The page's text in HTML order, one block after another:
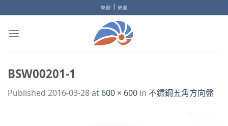
to
content
繁體 | 簡體
BSW00201-1
Published 2016-03-28at 600 × 600 in 不鏽鋼五角方向盤